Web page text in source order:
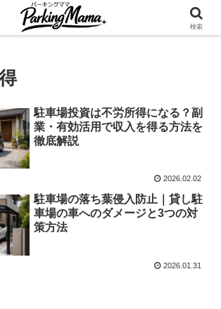
家・自宅の駐車場を貸してゆとりget🍵
駐車場投資は不労所得になる？副
業・有効活用で収入を得る方法を
徹底解説
2026.02.02
駐車場の落ち葉侵入防止｜貸し駐
車場の車へのダメージと3つの対
策方法
2026.01.31
検索